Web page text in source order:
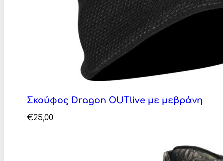
Σκούφος Dragon OUTlive με μεβράνη
€25,00